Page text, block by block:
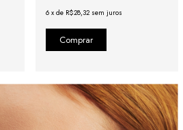
6 x de R$28,32 sem juros